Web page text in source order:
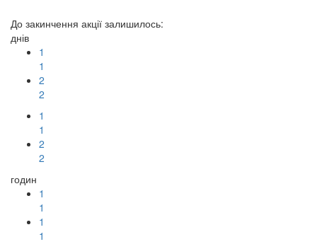
До закинчення акції залишилось:
днів
1
1
2
2
1
1
2
2
годин
1
1
1
1